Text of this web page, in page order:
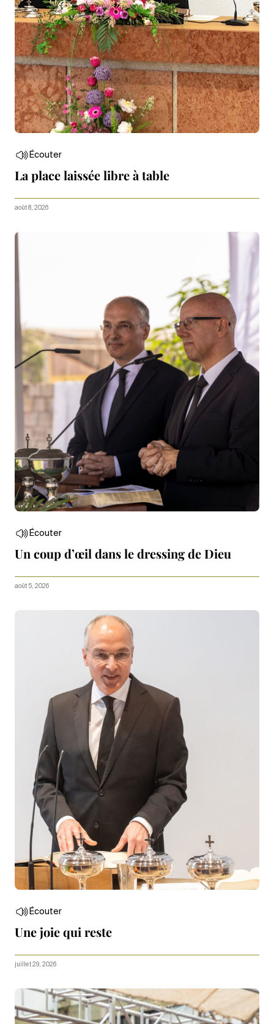
Écouter
La place laissée libre à table
août 8, 2026
Écouter
Un coup d’œil dans le dressing de Dieu
août 5, 2026
Écouter
Une joie qui reste
juillet 29, 2026